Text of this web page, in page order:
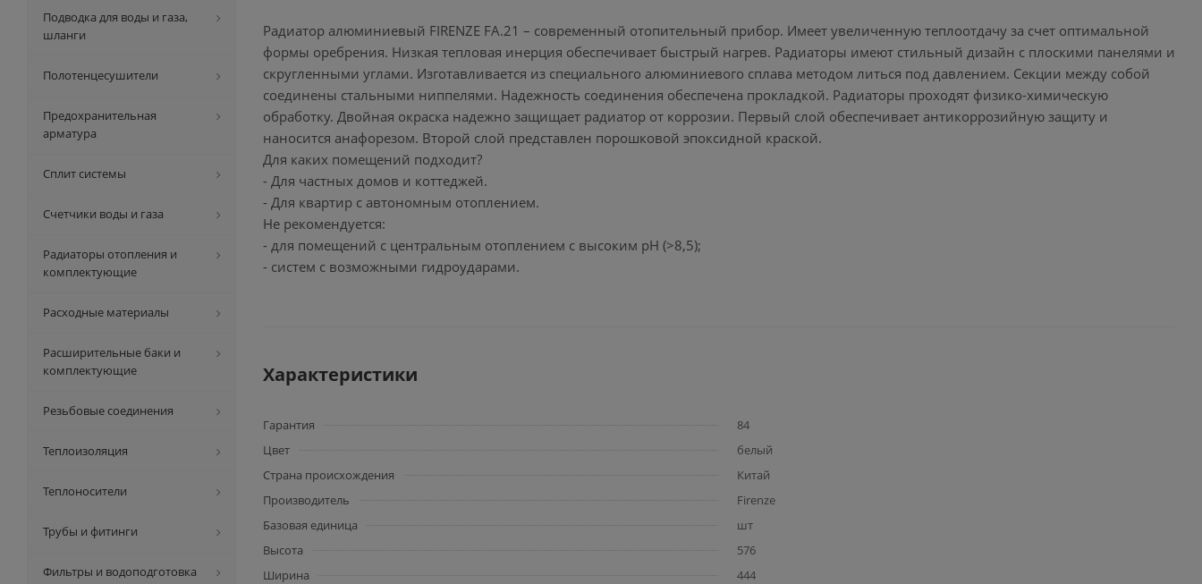
Радиатор алюминиевый FIRENZE FA.21 – современный отопительный прибор. Имеет увеличенную теплоотдачу за счет оптимальной
формы оребрения. Низкая тепловая инерция обеспечивает быстрый нагрев. Радиаторы имеют стильный дизайн с плоскими панелями и
скругленными углами. Изготавливается из специального алюминиевого сплава методом литься под давлением. Секции между собой
соединены стальными ниппелями. Надежность соединения обеспечена прокладкой. Радиаторы проходят физико-химическую
обработку. Двойная окраска надежно защищает радиатор от коррозии. Первый слой обеспечивает антикоррозийную защиту и
наносится анафорезом. Второй слой представлен порошковой эпоксидной краской.
Для каких помещений подходит?
- Для частных домов и коттеджей.
- Для квартир с автономным отоплением.
Не рекомендуется:
- для помещений с центральным отоплением с высоким pH (>8,5);
- систем с возможными гидроударами.
Характеристики
Гарантия
84
Цвет
белый
Страна происхождения
Китай
Производитель
Firenze
Базовая единица
шт
Высота
576
Ширина
444
Подводка для воды и газа,
шланги
Полотенцесушители
Предохранительная
арматура
Сплит системы
Счетчики воды и газа
Радиаторы отопления и
комплектующие
Расходные материалы
Расширительные баки и
комплектующие
Резьбовые соединения
Теплоизоляция
Теплоносители
Трубы и фитинги
Фильтры и водоподготовка